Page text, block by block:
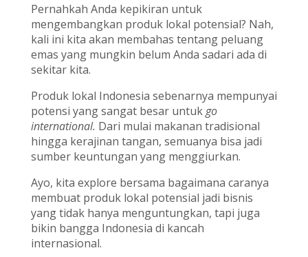
Pernahkah Anda kepikiran untuk
mengembangkan produk lokal potensial? Nah,
kali ini kita akan membahas tentang peluang
emas yang mungkin belum Anda sadari ada di
sekitar kita.
Produk lokal Indonesia sebenarnya mempunyai
potensi yang sangat besar untukgo
international. Dari mulai makanan tradisional
hingga kerajinan tangan, semuanya bisa jadi
sumber keuntungan yang menggiurkan.
Ayo, kita explore bersama bagaimana caranya
membuat produk lokal potensial jadi bisnis
yang tidak hanya menguntungkan, tapi juga
bikin bangga Indonesia di kancah
internasional.